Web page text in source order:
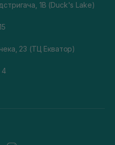
1В (Duck's Lake)
23 (ТЦ Екватор)
4